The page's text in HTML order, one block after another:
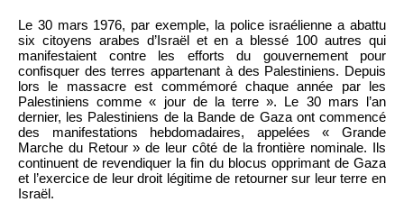
Le 30 mars 1976, par exemple, la police israélienne a abattu
six citoyens arabes d’Israël et en a blessé 100 autres qui
manifestaient contre les efforts du gouvernement pour
confisquer des terres appartenant à des Palestiniens. Depuis
lors le massacre est commémoré chaque année par les
Palestiniens comme « jour de la terre ». Le 30 mars l’an
dernier, les Palestiniens de la Bande de Gaza ont commencé
des manifestations hebdomadaires, appelées « Grande
Marche du Retour » de leur côté de la frontière nominale. Ils
continuent de revendiquer la fin du blocus opprimant de Gaza
et l’exercice de leur droit légitime de retourner sur leur terre en
Israël.